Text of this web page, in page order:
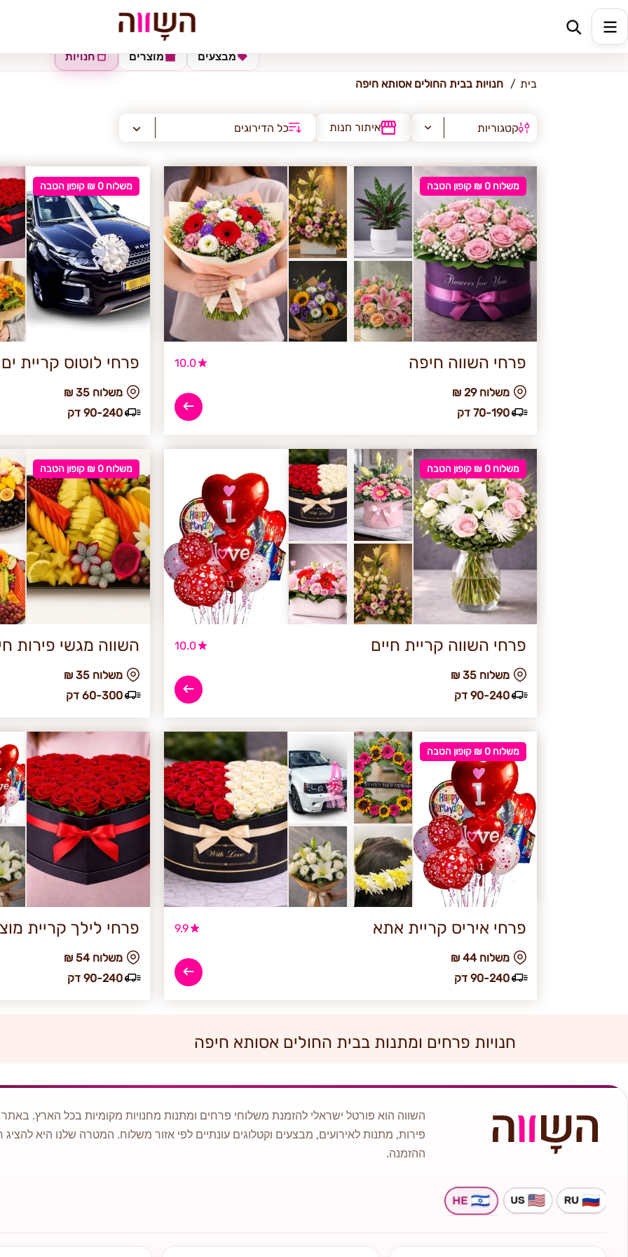
בית החולים אסותא חיפה
חנויות מוצרים מבצעים
בית חנויות בבית החולים אסותא חיפה
קטגוריות איתור חנות כל הדירוגים
משלוח 0 ₪ קופון הטבה
פרחי השווה חיפה 10.0
₪ משלוח 29
70-190 דק
משלוח 0 ₪ קופון הטבה
פרחי לוטוס קריית ים
₪ משלוח 35
90-240 דק
משלוח 0 ₪ קופון הטבה
פרחי השווה קריית חיים 10.0
₪ משלוח 35
90-240 דק
משלוח 0 ₪ קופון הטבה
השווה מגשי פירות
₪ משלוח 35
60-300 דק
משלוח 0 ₪ קופון הטבה
פרחי איריס קריית אתא 9.9
₪ משלוח 44
90-240 דק
פרחי לילך קריית
₪ משלוח 54
90-240 דק
חנויות פרחים ומתנות בבית החולים אסותא חיפה
השווה הוא פורטל ישראלי להזמנת משלוחי פרחים ומתנות מחנויות מקומיות בכל הארץ.
פירות, מתנות לאירועים, מבצעים וקטלוגים עונתיים לפי אזור משלוח. המטרה שלנו היא
ההזמנה.